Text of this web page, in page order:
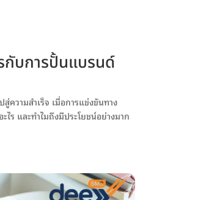
กับการปั้นแบรนด์
ความสำเร็จ เมื่อการแข่งขันทาง
ร และทำไมถึงมีประโยชน์อย่างมาก